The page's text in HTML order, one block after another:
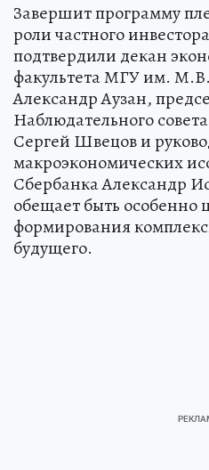
Завершит программу
роли частного
подтвердили декан
факультета МГУ им.
Александр Аузан,
Наблюдательного
Сергей Швецов и
макроэкономических
Сбербанка Александр
обещает быть особенно
формирования
будущего.